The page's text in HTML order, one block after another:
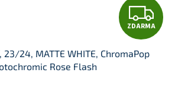
Z
D
ZDARMA
23/24, MATTE WHITE, ChromaPop
Rose Flash